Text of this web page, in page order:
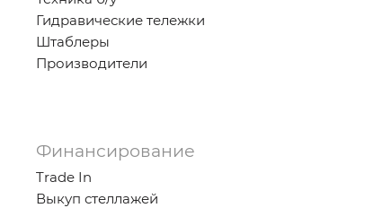
Гидравические тележки
Штаблеры
Производители
Финансирование
Trade In
Выкуп стеллажей